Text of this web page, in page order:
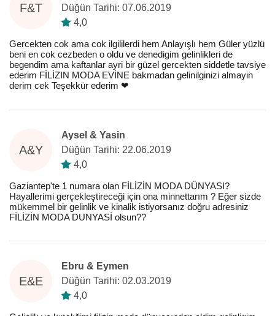
F&T
Düğün Tarihi: 07.06.2019
4,0
Gercekten cok ama cok ilgililerdi hem Anlayışlı hem Güler yüzlü
beni en cok cezbeden o oldu ve denedigim gelinlikleri de
begendim ama kaftanlar ayri bir güzel gercekten siddetle tavsiye
ederim FİLİZIN MODA EVİNE bakmadan gelinilginizi almayin
derim cek Teşekkür ederim ❤
A&Y
Aysel & Yasin
Düğün Tarihi: 22.06.2019
4,0
Gaziantep'te 1 numara olan FİLİZİN MODA DÜNYASI?
Hayallerimi gerçekleştireceği için ona minnettarım ? Eğer sizde
mükemmel bir gelinlik ve kinalik istiyorsanız doğru adresiniz
FİLİZİN MODA DUNYASİ olsun??
E&E
Ebru & Eymen
Düğün Tarihi: 02.03.2019
4,0